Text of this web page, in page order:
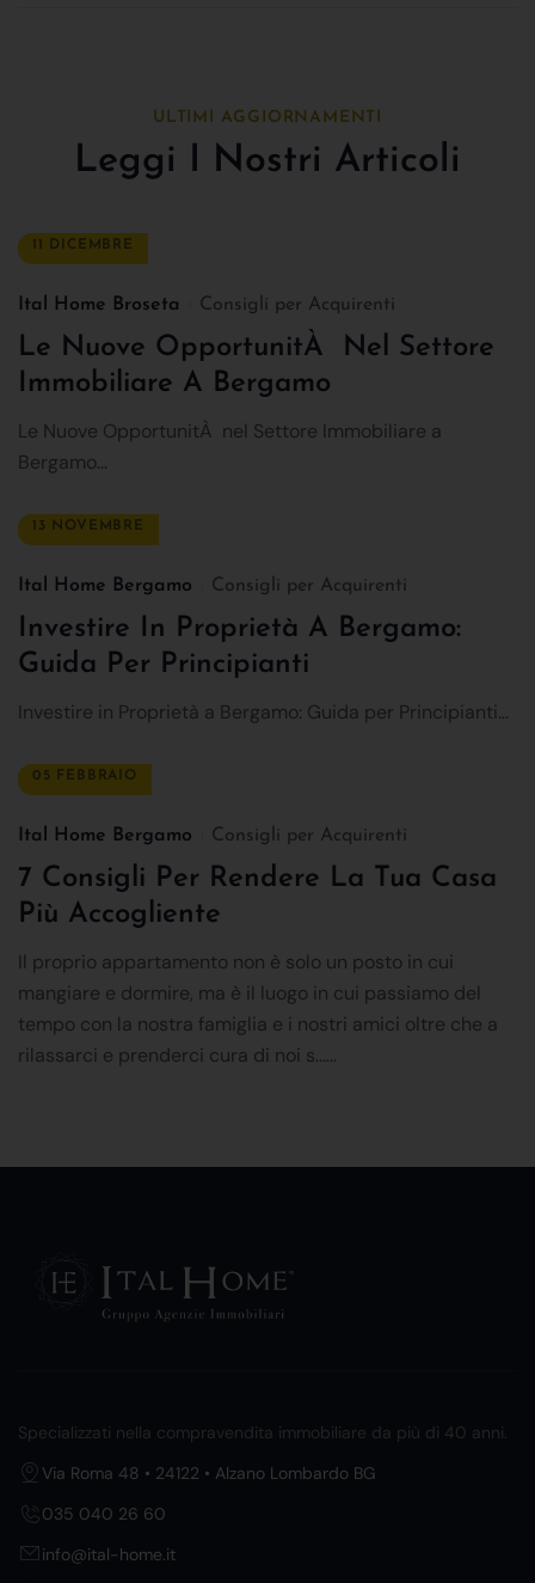
ULTIMI AGGIORNAMENTI
Leggi I Nostri Articoli
11 DICEMBRE
Ital Home Broseta Consigli per Acquirenti
Le Nuove OpportunitÀ Nel Settore
Immobiliare A Bergamo
Le Nuove OpportunitÀ nel Settore Immobiliare a
Bergamo...
13 NOVEMBRE
Ital Home Bergamo Consigli per Acquirenti
Investire In Proprietà A Bergamo:
Guida Per Principianti
Investire in Proprietà a Bergamo: Guida per Principianti...
05 FEBBRAIO
Ital Home Bergamo Consigli per Acquirenti
7 Consigli Per Rendere La Tua Casa
Più Accogliente
Il proprio appartamento non è solo un posto in cui
mangiare e dormire, ma è il luogo in cui passiamo del
tempo con la nostra famiglia e i nostri amici oltre che a
rilassarci e prenderci cura di noi s......
Specializzati nella compravendita immobiliare da più di 40 anni.
Via Roma 48 • 24122 • Alzano Lombardo BG
035 040 26 60
info@ital-home.it